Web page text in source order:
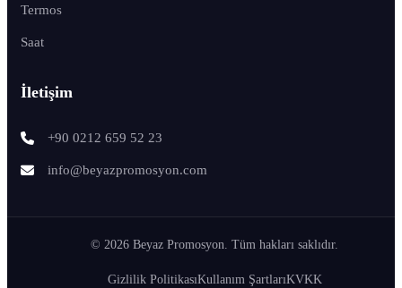
Termos
Saat
İletişim
+90 0212 659 52 23
info@beyazpromosyon.com
© 2026 Beyaz Promosyon. Tüm hakları saklıdır.
Gizlilik PolitikasıKullanım ŞartlarıKVKK